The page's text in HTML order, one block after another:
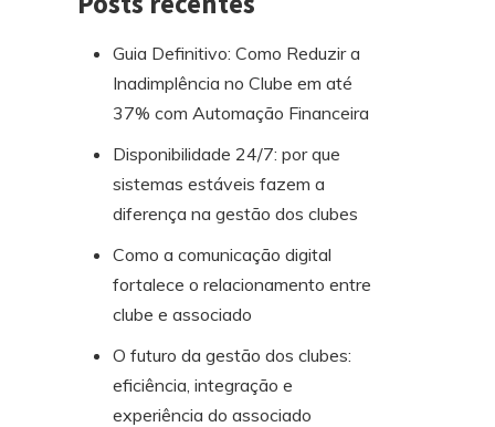
Guia Definitivo: Como Reduzir a
Inadimplência no Clube em até
37% com Automação Financeira
Disponibilidade 24/7: por que
sistemas estáveis fazem a
diferença na gestão dos clubes
Como a comunicação digital
fortalece o relacionamento entre
clube e associado
O futuro da gestão dos clubes:
eficiência, integração e
experiência do associado